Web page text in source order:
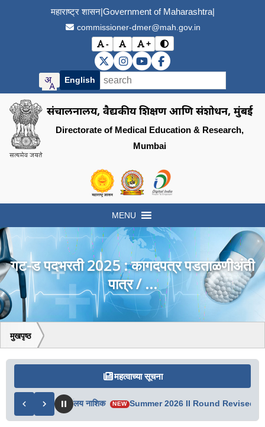
महाराष्ट्र शासन|Government of Maharashtra|
commissioner-dmer@mah.gov.in
-
अक्षर आकार कमी करा (Decrease font size)
मूळ अक्षर आकार (Reset font size)
+
अक्षर आकार वाढवा (Increase font
विरोधाभास मोड बदला
DMER X (Twitter)
DMER Instagram
DMER YouTube
DMER Facebook
English
संचालनालय, वैद्यकीय शिक्षण आणि संशोधन, मुंबई
Directorate of Medical Education & Research,
Mumbai
Visit the Government of Maharashtra
Visit the Directorate of
MENU
गट-ड पदभरती 2025 : कागदपत्र पडताळणीअंती
पात्र / ...
मुखपृष्ठ
महत्वाच्या सूचना
– प्रादेशिक कार्यालय नाशिक NEW Summer 2026 II Round Revised